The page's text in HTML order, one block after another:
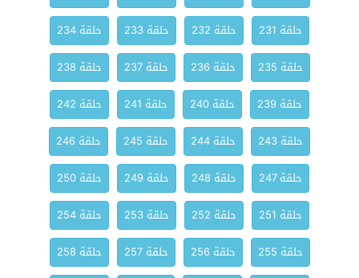
حلقة 231
حلقة 232 حلقة 233
حلقة 234
حلقة 235
حلقة 236 حلقة 237
حلقة 238
حلقة 239
حلقة 240 حلقة 241
حلقة 242
حلقة 243
حلقة 244 حلقة 245
حلقة 246
حلقة 247
حلقة 248 حلقة 249
حلقة 250
حلقة 251
حلقة 252 حلقة 253
حلقة 254
حلقة 255
حلقة 256 حلقة 257
حلقة 258